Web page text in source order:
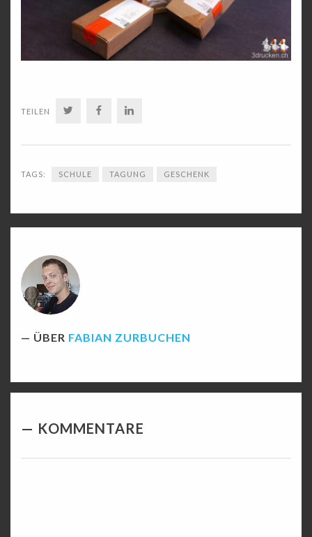
TEILEN TWITTERFACEBOOK
TAGS: SCHULE TAGUNG GESCHENK
ÜBER FABIAN ZURBUCHEN
KOMMENTARE